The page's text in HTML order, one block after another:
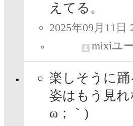
えてる。
2025年09月11日
mixiユ
楽しそうに
姿はもう見れ
ω；｀)